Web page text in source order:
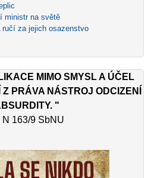
ministr na světě
ručí za jejich osazenstvo
MIMO SMYSL A ÚČEL
PRÁVA NÁSTROJ ODCIZENÍ
"
N 163/9 SbNU